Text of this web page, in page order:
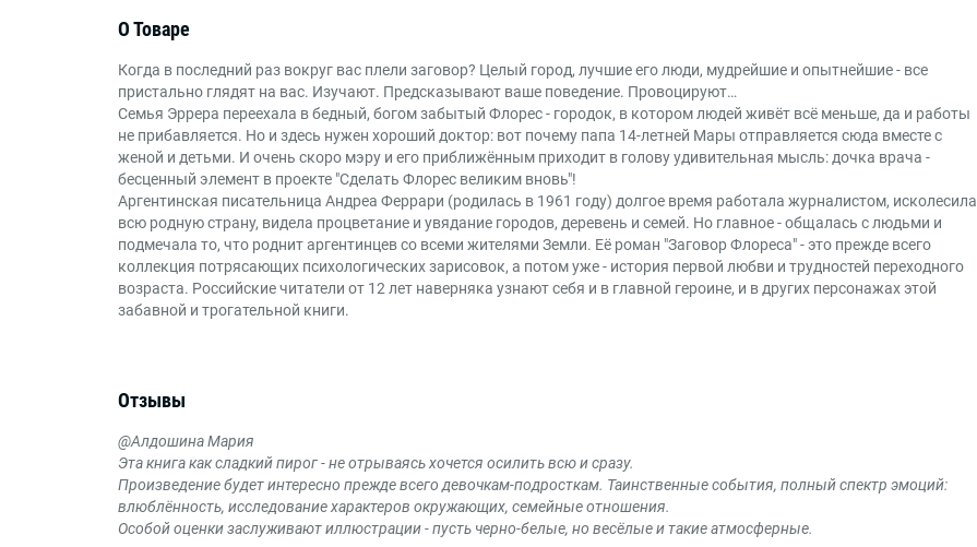
О Товаре
Когда в последний раз вокруг вас плели заговор? Целый город, лучшие его люди, мудрейшие и опытнейшие - все
пристально глядят на вас. Изучают. Предсказывают ваше поведение. Провоцируют…
Семья Эррера переехала в бедный, богом забытый Флорес - городок, в котором людей живёт всё меньше, да и работы
не прибавляется. Но и здесь нужен хороший доктор: вот почему папа 14-летней Мары отправляется сюда вместе с
женой и детьми. И очень скоро мэру и его приближённым приходит в голову удивительная мысль: дочка врача -
бесценный элемент в проекте "Сделать Флорес великим вновь"!
Аргентинская писательница Андреа Феррари (родилась в 1961 году) долгое время работала журналистом, исколесила
всю родную страну, видела процветание и увядание городов, деревень и семей. Но главное - общалась с людьми и
подмечала то, что роднит аргентинцев со всеми жителями Земли. Её роман "Заговор Флореса" - это прежде всего
коллекция потрясающих психологических зарисовок, а потом уже - история первой любви и трудностей переходного
возраста. Российские читатели от 12 лет наверняка узнают себя и в главной героине, и в других персонажах этой
забавной и трогательной книги.
Отзывы
@Алдошина Мария
Эта книга как сладкий пирог - не отрываясь хочется осилить всю и сразу.
Произведение будет интересно прежде всего девочкам-подросткам. Таинственные события, полный спектр эмоций:
влюблённость, исследование характеров окружающих, семейные отношения.
Особой оценки заслуживают иллюстрации - пусть черно-белые, но весёлые и такие атмосферные.